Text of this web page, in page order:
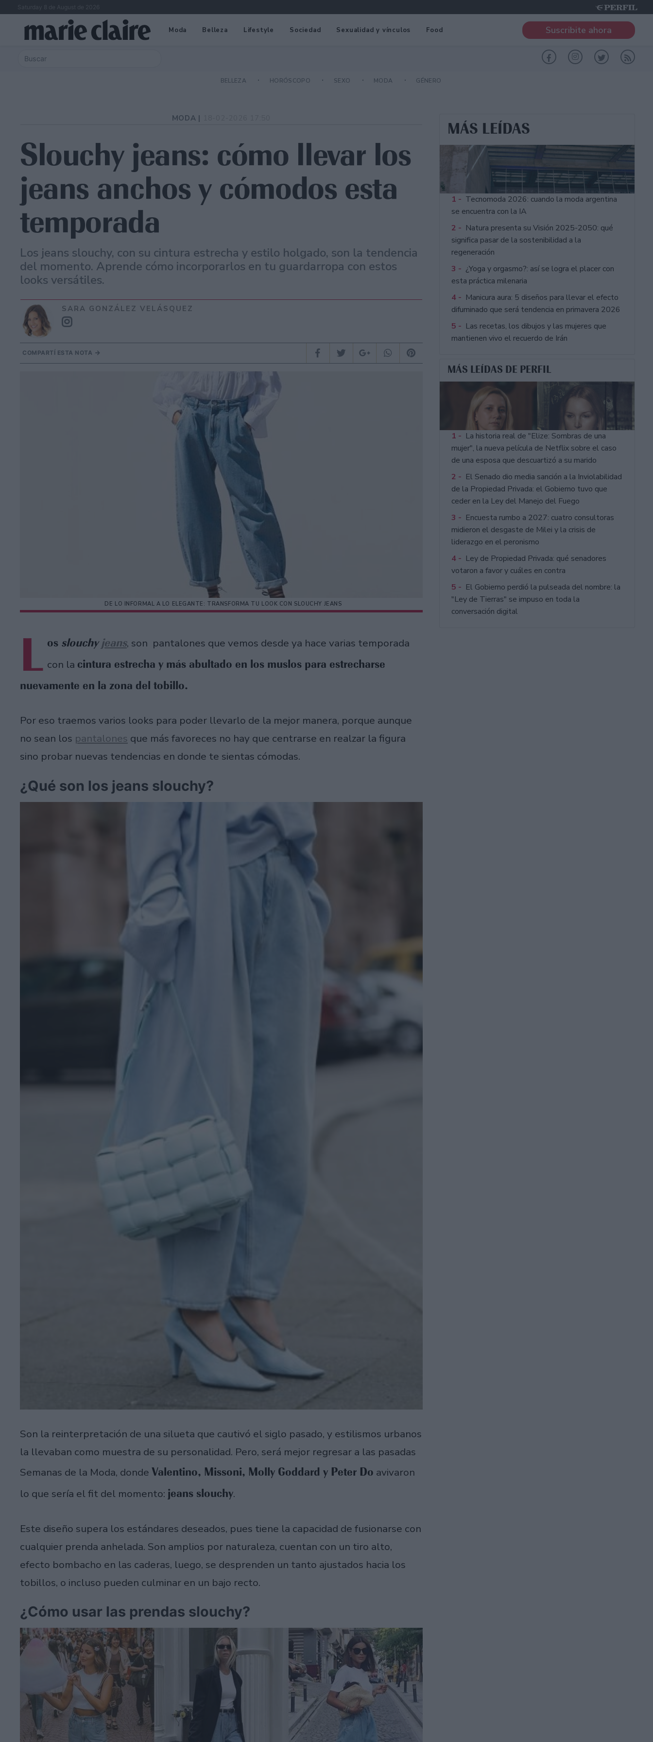
Saturday 8 de August de 2026
Moda Belleza Lifestyle Sociedad Sexualidad y vínculos Food Suscribite ahora
BELLEZA HORÓSCOPO SEXO MODA GÉNERO
MODA |
Slouchy jeans: cómo llevar los
jeans anchos y cómodos esta
temporada
Los jeans slouchy, con su cintura estrecha y estilo holgado, son la tendencia
del momento. Aprende cómo incorporarlos en tu guardarropa con estos
looks versátiles.
SARA GONZÁLEZ VELÁSQUEZ
COMPARTÍ ESTA NOTA
DE LO INFORMAL A LO ELEGANTE: TRANSFORMA TU LOOK CON SLOUCHY JEANS
L os slouchyjeans, son pantalones que vemos desde ya hace varias temporada
con la cintura estrecha y más abultado en los muslos para estrecharse
nuevamente en la zona del tobillo.
Por eso traemos varios looks para poder llevarlo de la mejor manera, porque aunque
no sean los pantalones que más favoreces no hay que centrarse en realzar la figura
sino probar nuevas tendencias en donde te sientas cómodas.
¿Qué son los jeans slouchy?
Son la reinterpretación de una silueta que cautivó el siglo pasado, y estilismos urbanos
la llevaban como muestra de su personalidad. Pero, será mejor regresar a las pasadas
Semanas de la Moda, donde Valentino, Missoni, Molly Goddard y Peter Do avivaron
lo que sería el fit del momento: jeans slouchy.
Este diseño supera los estándares deseados, pues tiene la capacidad de fusionarse con
cualquier prenda anhelada. Son amplios por naturaleza, cuentan con un tiro alto,
efecto bombacho en las caderas, luego, se desprenden un tanto ajustados hacia los
tobillos, o incluso pueden culminar en un bajo recto.
¿Cómo usar las prendas slouchy?
MÁS LEÍDAS
1 - Tecnomoda 2026: cuando la moda argentina
se encuentra con la IA
2 - Natura presenta su Visión 2025-2050: qué
significa pasar de la sostenibilidad a la
regeneración
3 - ¿Yoga y orgasmo?: así se logra el placer con
esta práctica milenaria
4 - Manicura aura: 5 diseños para llevar el efecto
difuminado que será tendencia en primavera 2026
5 - Las recetas, los dibujos y las mujeres que
mantienen vivo el recuerdo de Irán
MÁS LEÍDAS DE PERFIL
1 - La historia real de "Elize: Sombras de una
mujer", la nueva película de Netflix sobre el caso
de una esposa que descuartizó a su marido
2 - El Senado dio media sanción a la Inviolabilidad
de la Propiedad Privada: el Gobierno tuvo que
ceder en la Ley del Manejo del Fuego
3 - Encuesta rumbo a 2027: cuatro consultoras
midieron el desgaste de Milei y la crisis de
liderazgo en el peronismo
4 - Ley de Propiedad Privada: qué senadores
votaron a favor y cuáles en contra
5 - El Gobierno perdió la pulseada del nombre: la
"Ley de Tierras" se impuso en toda la
conversación digital